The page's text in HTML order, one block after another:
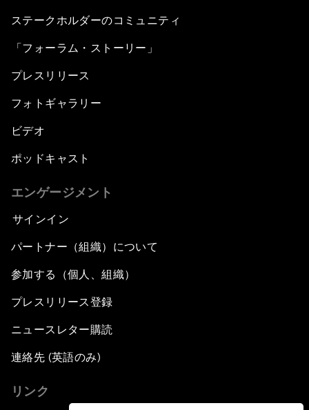
ステークホルダーのコミュニティ
「フォーラム・ストーリー」
プレスリリース
フォトギャラリー
ビデオ
ポッドキャスト
エンゲージメント
サインイン
パートナー（組織）について
参加する（個人、組織）
プレスリリース登録
ニュースレター購読
連絡先 (英語のみ)
リンク